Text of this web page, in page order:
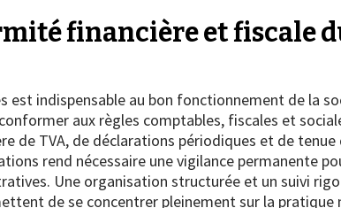
financière et fiscale
est indispensable au bon fonctionnement de la
aux règles comptables, fiscales et
de TVA, de déclarations périodiques et de tenue
rend nécessaire une vigilance permanente
Une organisation structurée et un suivi
de se concentrer pleinement sur la pratique